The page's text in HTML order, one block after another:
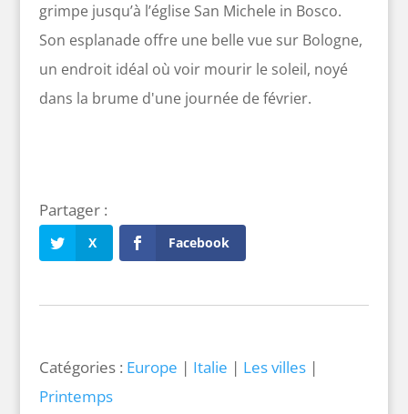
grimpe jusqu’à l’église San Michele in Bosco.
Son esplanade offre une belle vue sur Bologne,
un endroit idéal où voir mourir le soleil, noyé
dans la brume d'une journée de février.
X Facebook
Catégories : Europe | Italie | Les villes|
Printemps